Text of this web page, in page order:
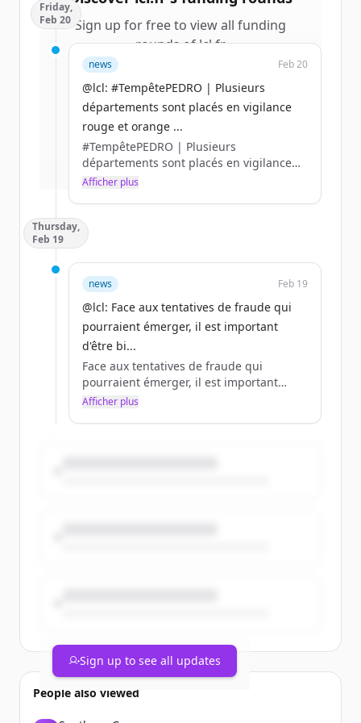
Sign up for free to view all funding
roundsoflcl.fr.
New accounts include trial credits to
get started.
Create Free Account
Vous avez déjà un compte ?Se connecter
Friday,
Feb 20
news Feb 20
@lcl: #TempêtePEDRO | Plusieurs
départements sont placés en vigilance
rouge et orange ...
#TempêtePEDRO | Plusieurs
départements sont placés en vigilance
rouge et orange en raison de forts
👉 En cas de sinistre, rendez-vous sur
l’appli LCL Assurances ou contactez-nous
par 📞 au 0 800 300 380 (appel non-
surtaxé) https://t.co/ldUyAJzCO0
Afficher plus
Thursday,
Feb 19
news Feb 19
@lcl: Face aux tentatives de fraude qui
pourraient émerger, il est important
d'être bi...
Face aux tentatives de fraude qui
pourraient émerger, il est important
d'être bien informé.
Afficher plus
Sign up to see all updates
People also viewed